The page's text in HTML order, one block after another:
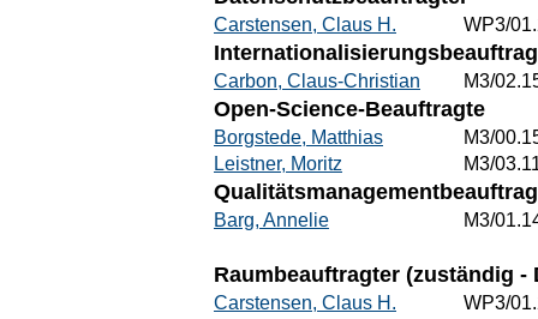
Carstensen, Claus H. WP3/
Carbon, Claus-Christian M3/
Open-Science-Beauftragte
Borgstede, Matthias
M3/
Leistner, Moritz
M3/
Barg, Annelie M3/
Raumbeauftragter (zuständig -
Carstensen, Claus H. WP3/